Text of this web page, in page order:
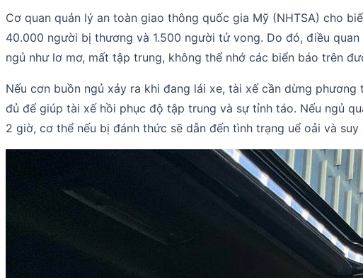
Cơ quan quản lý an toàn giao thông quốc gia Mỹ (NHTSA) cho
40.000 người bị thương và 1.500 người tử vong. Do đó, điều
ngủ như lơ mơ, mất tập trung, không thể nhớ các biển báo trên
Nếu cơn buồn ngủ xảy ra khi đang lái xe, tài xế cần dừng
đủ để giúp tài xế hồi phục độ tập trung và sự tỉnh táo. Nếu ngủ
2 giờ, cơ thể nếu bị đánh thức sẽ dẫn đến tình trạng uể oải và